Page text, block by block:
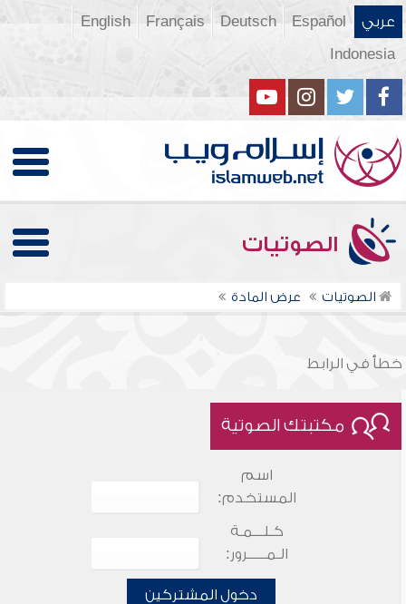
عربي Español
Deutsch
Français
English
Indonesia
الصوتيات
الصوتيات عرض المادة
خطأ في الرابط
مكتبتك الصوتية
اسم
المستخدم:
كـلـــمـة
الـمـــــرور:
دخول المشتركين